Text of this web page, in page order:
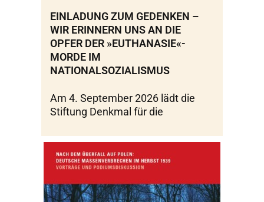
EINLADUNG ZUM GEDENKEN –
WIR ERINNERN UNS AN DIE
OPFER DER »EUTHANASIE«-
MORDE IM
NATIONALSOZIALISMUS
Am 4. September 2026 lädt die
Stiftung Denkmal für die